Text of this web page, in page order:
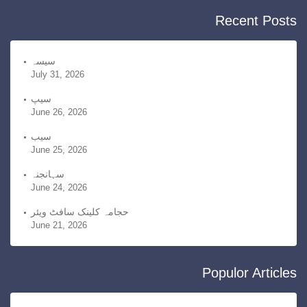
i
Recent Posts
سیسہ
July 31, 2026
سیپ
June 26, 2026
سیب
June 25, 2026
سہانجنہ
June 24, 2026
حجامہ کلینک سافٹ ویئر
June 21, 2026
Populor Articles